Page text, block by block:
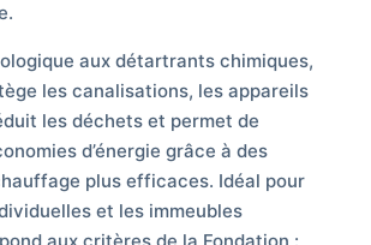
aux détartrants chimiques,
les canalisations, les appareils
les déchets et permet de
d’énergie grâce à des
plus efficaces. Idéal pour
et les immeubles